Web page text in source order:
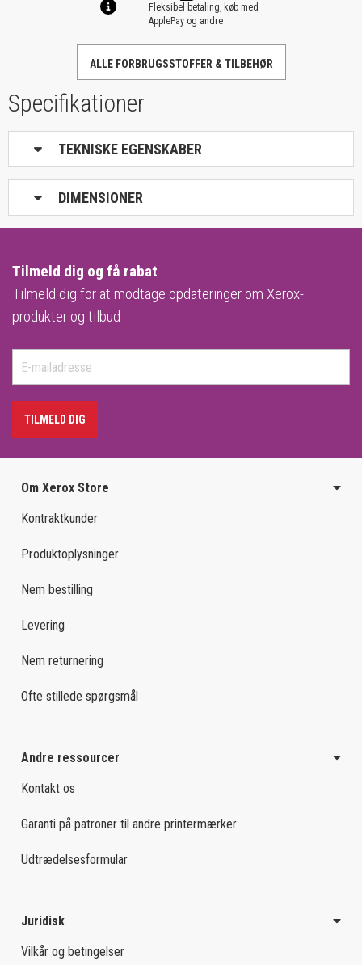
Fleksibel betaling, køb med
ApplePay og andre
ALLE FORBRUGSSTOFFER & TILBEHØR
Specifikationer
TEKNISKE EGENSKABER
DIMENSIONER
Tilmeld dig og få rabat
Tilmeld dig for at modtage opdateringer om Xerox-
produkter og tilbud
TILMELD DIG
Om Xerox Store
Kontraktkunder
Produktoplysninger
Nem bestilling
Levering
Nem returnering
Ofte stillede spørgsmål
Andre ressourcer
Kontakt os
Garanti på patroner til andre printermærker
Udtrædelsesformular
Juridisk
Vilkår og betingelser